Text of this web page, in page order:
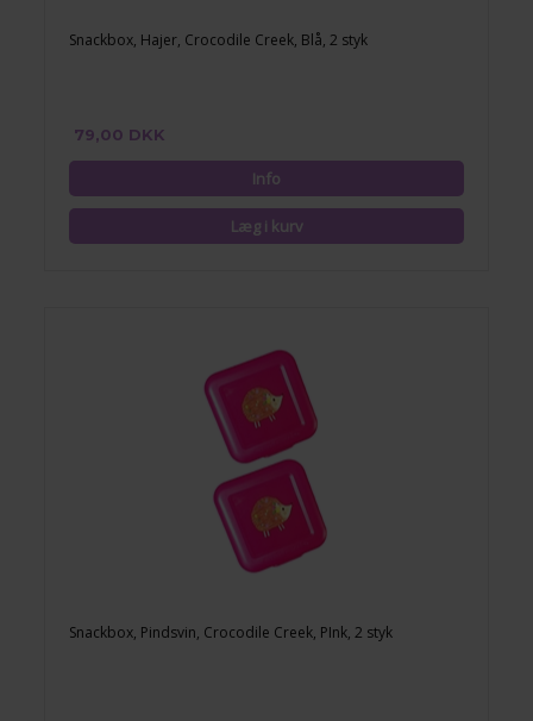
Snackbox, Hajer, Crocodile Creek, Blå, 2 styk
79,00 DKK
Snackbox, Pindsvin, Crocodile Creek, PInk, 2 styk